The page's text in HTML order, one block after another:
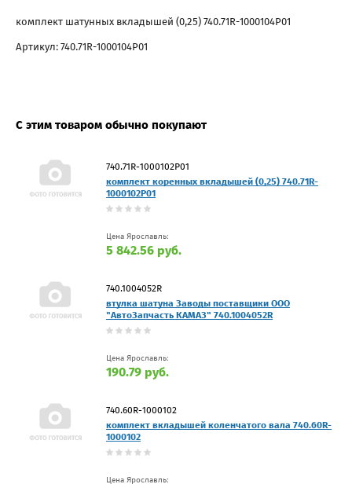
комплект шатунных вкладышей (0,25) 740.71R-1000104P01
Артикул: 740.71R-1000104P01
С этим товаром обычно покупают
740.71R-1000102P01
комплект коренных вкладышей (0,25) 740.71R-
1000102P01
Цена Ярославль:
5 842.56 руб.
740.1004052R
втулка шатуна Заводы поставщики ООО
"АвтоЗапчасть КАМАЗ" 740.1004052R
Цена Ярославль:
190.79 руб.
740.60R-1000102
комплект вкладышей коленчатого вала 740.60R-
1000102
Цена Ярославль: